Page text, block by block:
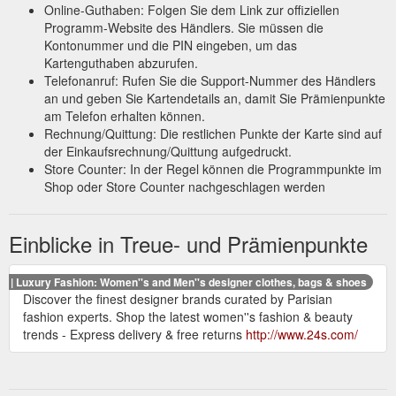
Exclusive designers and pieces. Dior, Celine, emerging
talent.... Discover. Free delivery and returns. Fast & easy, at-
home returns collection. Find out more. La Carte 24 Sèvres.
Your loyalty rewarded with every purchase.
https://www.24s.com/en-au/women
Women''s Cozi dress | RIXO | 24S
Your loyalty rewarded. With
your La Carte 24 Sèvres program, earn 10% of your next
order in the form of a gift card. Collect points with each order
and ...https://www.24s.com/en-be/cozi-dressrixo_RIX395C9
24S | Luxury Fashion: Men''s designer clothes, bags & shoes
Find out more. La Carte 24 Sèvres. Your loyalty rewarded with
every purchase. Discover.https://www.24s.com/en-au/men
Men''s Deer Print Cotton Hoodie | BURBERRY | 24S
Your loyalty
rewarded. With your La Carte 24 Sèvres program, earn 10%
of your next order in the form of a gift card. Collect points with
each order and ...https://www.24s.com/en-gb/deer-print-
Online-Guthaben: Folgen Sie dem Link zur offiziellen
Programm-Website des Händlers. Sie müssen die
Kontonummer und die PIN eingeben, um das
Kartenguthaben abzurufen.
Telefonanruf: Rufen Sie die Support-Nummer des Händlers
an und geben Sie Kartendetails an, damit Sie Prämienpunkte
am Telefon erhalten können.
Rechnung/Quittung: Die restlichen Punkte der Karte sind auf
der Einkaufsrechnung/Quittung aufgedruckt.
Store Counter: In der Regel können die Programmpunkte im
Shop oder Store Counter nachgeschlagen werden
Einblicke in Treue- und Prämienpunkte
| Luxury Fashion: Women''s and Men''s designer clothes, bags & shoes
Discover the finest designer brands curated by Parisian
fashion experts. Shop the latest women''s fashion & beauty
trends - Express delivery & free returns http://www.24s.com/